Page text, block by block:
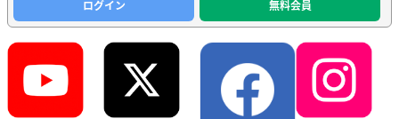
ログイン
無料会員